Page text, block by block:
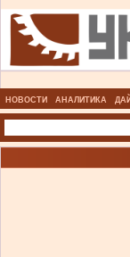
НОВОСТИ АНАЛИТИКА